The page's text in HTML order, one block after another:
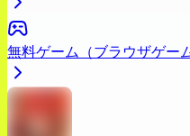
無料ゲーム（ブラウザゲー